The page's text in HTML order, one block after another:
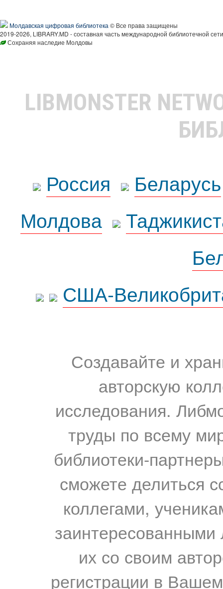
Молдавская цифровая библиотека © Все права защищены
2019-2026, LIBRARY.MD - составная часть международной библиотечной
Сохраняя наследие Молдовы
LIBMONSTER
Россия
Беларусь
Молдова
США-
Создавайте и
авторскую
исследования.
труды по всему
библиотеки-
сможете делиться
коллегами,
их со своим
регистрации в